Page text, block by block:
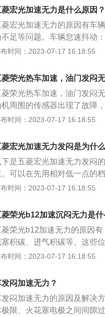
切相关。当发动机积碳过多
终导致发动机功率下降，造
题都要及时检查车子的各项
麻烦。
法：清洗三元催化器，将三
元催化器上的积碳，让三元
塞作为点燃混合气的直接部
机加速状态下，如果火花塞
法让喷油量突然增多的燃
花塞、高压线及点火线圈等
常：汽油要以良好的雾状形
嘴的喷孔作为通道，所以当
喷嘴，来回搅动即可对喷水
菱宏光加速无力是什么原因？
菱宏光加速无力的原因有车
不足等问题。车辆怠速抖动
动，节气门脏了主要原因就
油嘴的雾化效果不好，混合
使用完这箱汽油之后使用高
花塞出现不点火的现象，导
查下火花塞如果火花塞的陶
机油不足：如果机油长期
发动机动力下降。
时间：2023-07-17 16:18:55
菱荣光热车加速，油门发闷
菱荣光热车加速，油门发闷
机周围的传感器出现了故障
机提供动力，传动系统负责
及解决方法：汽油品质差，
导致发动机工作时油气混合
全，但会对发动机造成部分
汽油。氧传感器故障：如今
。前氧传感器的作用是检
氧传感器损坏或者传感器插
是要更换氧传感器。
时间：2023-07-17 16:18:55
菱宏光加速无力发闷是为什
下是五菱宏光加速无力发闷
。可以在先用相对低一点的
高的档位怠速的情况下加速
是上汽通用五菱推出的第一
评：小巧、精细、实用是业
时间：2023-07-17 16:18:55
菱荣光b12加速沉闷无力是什
菱荣光b12加速无力的原因
塞积碳、进气积碳等。这些
部的积碳过多时，汽车的点
导致汽车输出功率下降，
、燃油滤清器及油箱至化油
，导致混合气过稀、发动机
时清洗产生堵塞，空气量不
时间：2023-07-17 16:18:55
闷加速无力？
发闷加速无力的原因及解决
限、火花塞电极之间间隙